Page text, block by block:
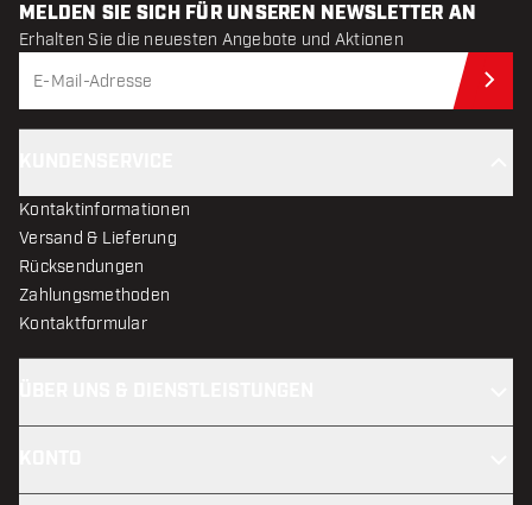
MELDEN SIE SICH FÜR UNSEREN NEWSLETTER AN
Erhalten Sie die neuesten Angebote und Aktionen
Kontaktinformationen
Versand & Lieferung
Rücksendungen
Zahlungsmethoden
Kontaktformular